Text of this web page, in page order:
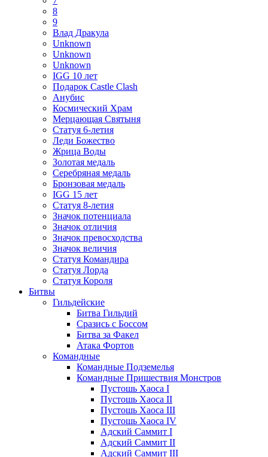
8
9
Влад Дракула
Unknown
Unknown
Unknown
IGG 10 лет
Подарок Castle Clash
Анубис
Космический Храм
Мерцающая Святыня
Статуя 6-летия
Леди Божество
Жрица Воды
Золотая медаль
Серебряная медаль
Бронзовая медаль
IGG 15 лет
Статуя 8-летия
Значок потенциала
Значок отличия
Значок превосходства
Значок величия
Статуя Командира
Статуя Лорда
Статуя Короля
Битвы
Гильдейские
Битва Гильдий
Сразись с Боссом
Битва за Факел
Атака Фортов
Командные
Командные Подземелья
Командные Пришествия Монстров
Пустошь Хаоса I
Пустошь Хаоса II
Пустошь Хаоса III
Пустошь Хаоса IV
Адский Саммит I
Адский Саммит II
Адский Саммит III